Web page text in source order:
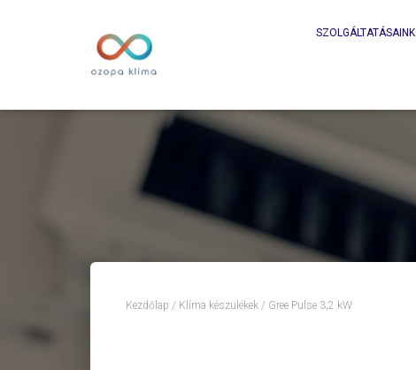
SZOLGÁLTATÁSAINK
Kezdőlap / Klíma készülékek / Gree Pulse 3,2 kW